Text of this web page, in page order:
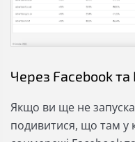
Через Facebook
Якщо ви ще не
подивитися, що там у